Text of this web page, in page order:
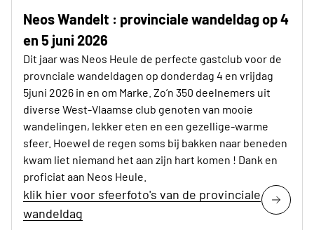
Neos Wandelt : provinciale wandeldag op 4
en 5 juni 2026
Dit jaar was Neos Heule de perfecte gastclub voor de
provnciale wandeldagen op donderdag 4 en vrijdag
5juni 2026 in en om Marke. Zo’n 350 deelnemers uit
diverse West-Vlaamse club genoten van mooie
wandelingen, lekker eten en een gezellige-warme
sfeer. Hoewel de regen soms bij bakken naar beneden
kwam liet niemand het aan zijn hart komen ! Dank en
proficiat aan Neos Heule.
klik hier voor sfeerfoto's van de provinciale
wandeldag